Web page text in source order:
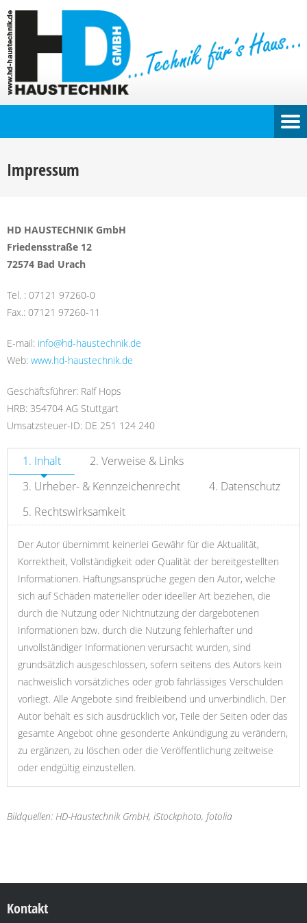
Impressum
HD HAUSTECHNIK GmbH
Friedensstraße 12
72574 Bad Urach
Tel. : 07121 97260-0
Fax.: 07121 97260-11
E-mail: info@hd-haustechnik.de
Web: www.hd-haustechnik.de
Geschäftsführer: Ralf Hops
HRB: 354704 AG Stuttgart
Umsatzsteuer-ID: DE 251 124 240
1. Inhalt
2. Verweise & Links
3. Urheber- & Kennzeichenrecht
4. Datenschutz
5. Rechtswirksamkeit
Der Autor übernimmt keinerlei Gewähr für die Aktualität,
Korrektheit, Vollständigkeit oder Qualität der bereitgestellten
Informationen. Haftungsansprüche gegen den Autor, welche
sich auf Schäden materieller oder ideeller Art beziehen, die
durch die Nutzung oder Nichtnutzung der dargebotenen
Informationen bzw. durch die Nutzung fehlerhafter und
unvollständiger Informationen verursacht wurden, sind
grundsätzlich ausgeschlossen, sofern seitens des Autors kein
nachweislich vorsätzliches oder grob fahrlässiges Verschulden
vorliegt. Alle Angebote sind freibleibend und unverbindlich. Der
Autor behält es sich ausdrücklich vor, Teile der Seiten oder das
gesamte Angebot ohne gesonderte Ankündigung zu verändern,
zu ergänzen, zu löschen oder die Veröffentlichung zeitweise
oder endgültig einzustellen.
Bildquellen: HD-Haustechnik GmbH, iStockphoto, fotolia
Kontakt